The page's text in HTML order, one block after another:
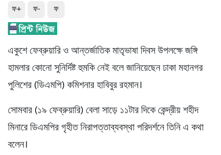
ফ+ ফ- ফ
একুশে ফেব্রুয়ারি ও আন্তর্জাতিক মাতৃভাষা দিবস উপলক্ষে জঙ্গি
হামলার কোনো সুনির্দিষ্ট হুমকি নেই বলে জানিয়েছেন ঢাকা মহানগর
পুলিশের (ডিএমপি) কমিশনার হাবিবুর রহমান।
সোমবার (১৯ ফেব্রুয়ারি) বেলা সাড়ে ১১টার দিকে কেন্দ্রীয় শহীদ
মিনারে ডিএমপির গৃহীত নিরাপত্তাব্যবস্থা পরিদর্শনে তিনি এ কথা
বলেন।